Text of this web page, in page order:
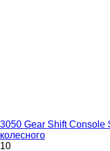
3050 Gear Shift Console
колесного
10